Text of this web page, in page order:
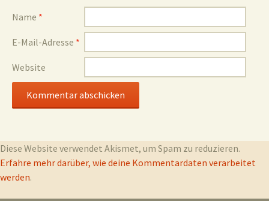
Name *
E-Mail-Adresse *
Website
Diese Website verwendet Akismet, um Spam zu reduzieren.
Erfahre mehr darüber, wie deine Kommentardaten verarbeitet
werden.